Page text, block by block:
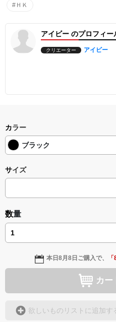
#ＨＫ
アイビー のプロフィー
クリエーター アイビー
カラー
ブラック
サイズ
数量
本日8月8日 ご購入で、 「
カー
欲しいものリストに追加す